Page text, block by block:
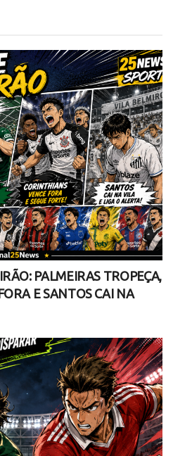
PALMEIRAS TROPEÇA,
E SANTOS CAI NA